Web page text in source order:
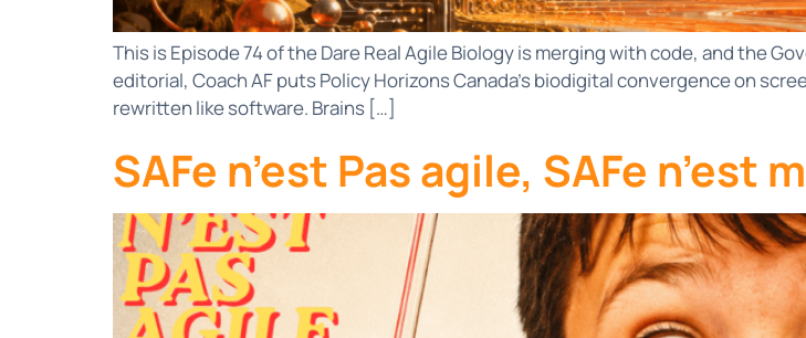
This is Episode 74 of the Dare Real Agile Biology is merging with code, and the
editorial, Coach AF puts Policy Horizons Canada’s biodigital convergence on
rewritten like software. Brains […]
SAFe n’est Pas agile, SAFe n’est